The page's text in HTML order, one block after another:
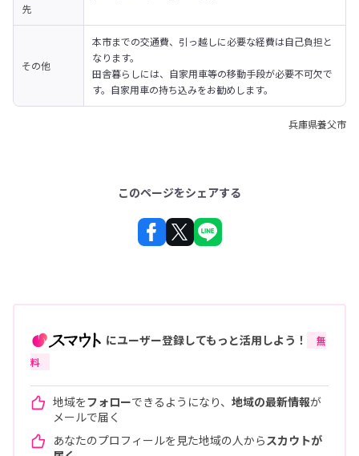
先
その他
本市までの交通費、引っ越しに必要な経費は自己負担と
なります。
田舎暮らしには、自家用車等の移動手段が必要不可欠で
す。自家用車の持ち込みをお勧めします。
兵庫県養父市
このページをシェアする
にユーザー登録してもっと活用しよう！
無
料
地域をフォローできるようになり、 地域の最新情報が
メールで届く
あなたのプロフィールを見た地域の人から スカウトが